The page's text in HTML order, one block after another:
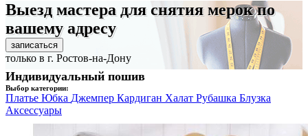
Выезд мастера для снятия мерок по
вашему адресу
записаться
только в г. Ростов-на-Дону
Индивидуальный пошив
Выбор категории:
Платье Юбка Джемпер Кардиган Халат Рубашка Блузка
Аксессуары